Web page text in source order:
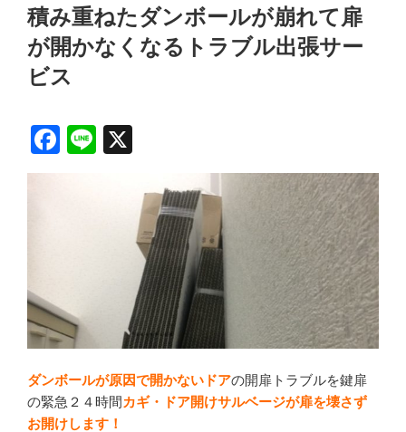
稿
日:
積み重ねたダンボールが崩れて扉
が開かなくなるトラブル出張サー
ビス
F
o
k
Li
ダンボールが原因で開かないドアの開扉トラブルを鍵扉
の緊急２４時間カギ・ドア開けサルベージが扉を壊さず
お開けします！